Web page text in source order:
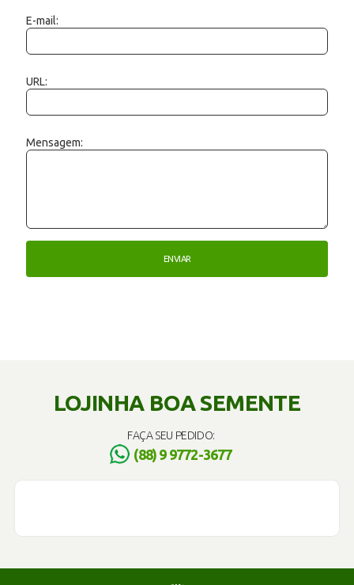
E-mail:
URL:
Mensagem:
LOJINHA BOA SEMENTE
FAÇA SEU PEDIDO:
(88) 9 9772-3677